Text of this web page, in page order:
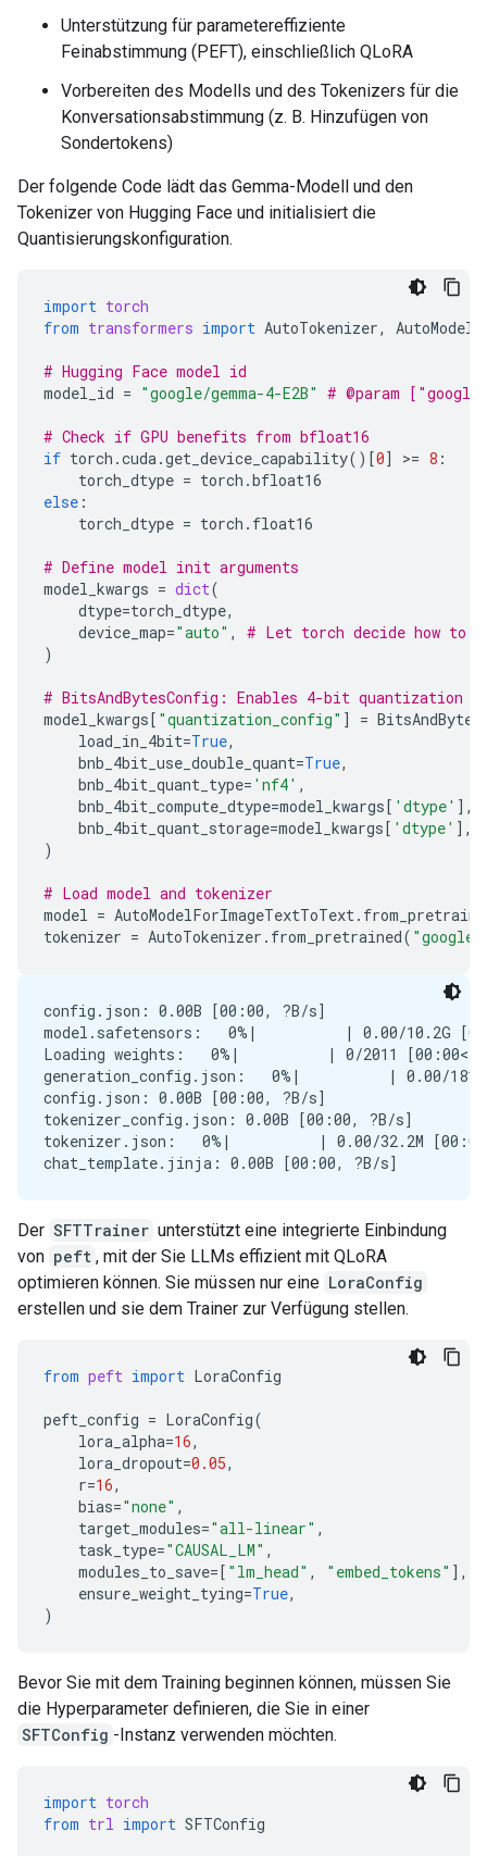
Unterstützung für parametereffiziente
Feinabstimmung (PEFT), einschließlich QLoRA
Vorbereiten des Modells und des Tokenizers für die
Konversationsabstimmung (z. B. Hinzufügen von
Sondertokens)
Der folgende Code lädt das Gemma-Modell und den
Tokenizer von Hugging Face und initialisiert die
Quantisierungskonfiguration.
import torch
from transformers import AutoTokenizer,
# Hugging Face model id
model_id = "google/gemma-4-E2B" # @param
# Check if GPU benefits from bfloat16
if torch .cuda.get_device_capability()[0] >= 8 :
torch_dtype = torch .bfloat16
else :
torch_dtype = torch . float16
# Define model init arguments
model_kwargs = dict(
dtype=torch_dtype,
device_map="auto" ,
# Let torch decide how to
)
# BitsAndBytesConfig: Enables 4-bit quantization to
model_kwargs[ "quantization_config" ] =
load_in_4bit=True,
bnb_4bit_use_double_quant=True,
bnb_4bit_quant_type= 'nf4' ,
bnb_4bit_compute_dtype=model_kwargs[ 'dtype' ],
bnb_4bit_quant_storage=model_kwargs[ 'dtype' ],
)
# Load model and tokenizer
model = AutoModelForImageTextToText.
tokenizer = AutoTokenizer . from_pretrained( "google/
config.json: 0.00B [00:00, ?B/s]
model.safetensors:   0%|          | 0.00/10.2G
Loading weights:   0%|          | 0/2011
generation_config.json:   0%|          | 0.00/181
config.json: 0.00B [00:00, ?B/s]
tokenizer_config.json: 0.00B [00:00, ?B/s]
tokenizer.json:   0%|          | 0.00/32.2M
Der SFTTrainer unterstützt eine integrierte Einbindung
von peft , mit der Sie LLMs effizient mit QLoRA
optimieren können. Sie müssen nur eine LoraConfig
erstellen und sie dem Trainer zur Verfügung stellen.
from peft import LoraConfig
peft_config = LoraConfig(
lora_alpha=16,
lora_dropout=0.05,
r=16,
bias="none" ,
target_modules="all-linear" ,
task_type="CAUSAL_LM" ,
modules_to_save=[ "lm_head" , "embed_tokens" ],
ensure_weight_tying=True,
)
Bevor Sie mit dem Training beginnen können, müssen Sie
die Hyperparameter definieren, die Sie in einer
SFTConfig -Instanz verwenden möchten.
import torch
from trl import SFTConfig